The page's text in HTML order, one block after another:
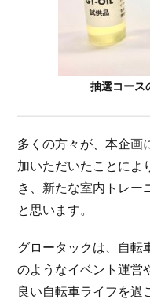
抽選コース
多くの方々が、本企画
加いただいたことによ
き、新たな室内トレー
と思います。
グロータックは、自転
のようなイベント運営
良い自転車ライフを過